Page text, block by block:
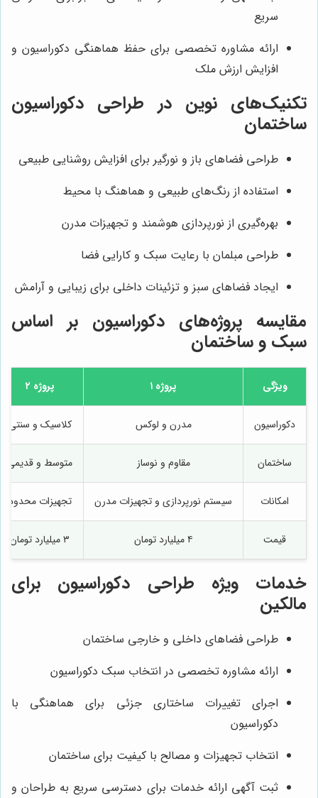
سریع
ارائه مشاوره تخصصی برای حفظ هماهنگی دکوراسیون و
افزایش ارزش ملک
تکنیک‌های نوین در طراحی دکوراسیون
ساختمان
طراحی فضاهای باز و نورگیر برای افزایش روشنایی طبیعی
استفاده از رنگ‌های طبیعی و هماهنگ با محیط
بهره‌گیری از نورپردازی هوشمند و تجهیزات مدرن
طراحی مبلمان با رعایت سبک و کارایی فضا
ایجاد فضاهای سبز و تزئینات داخلی برای زیبایی و آرامش
مقایسه پروژه‌های دکوراسیون بر اساس
سبک و ساختمان
ویژگی پروژه ۱ پروژه ۲
دکوراسیون مدرن و لوکس کلاسیک و سنتی
ساختمان مقاوم و نوساز متوسط و قدیمی
امکانات سیستم نورپردازی و تجهیزات مدرن تجهیزات محدود
قیمت ۴ میلیارد تومان ۳ میلیارد تومان
خدمات ویژه طراحی دکوراسیون برای
مالکین
طراحی فضاهای داخلی و خارجی ساختمان
ارائه مشاوره تخصصی در انتخاب سبک دکوراسیون
اجرای تغییرات ساختاری جزئی برای هماهنگی با
دکوراسیون
انتخاب تجهیزات و مصالح با کیفیت برای ساختمان
ثبت آگهی ارائه خدمات برای دسترسی سریع به طراحان و